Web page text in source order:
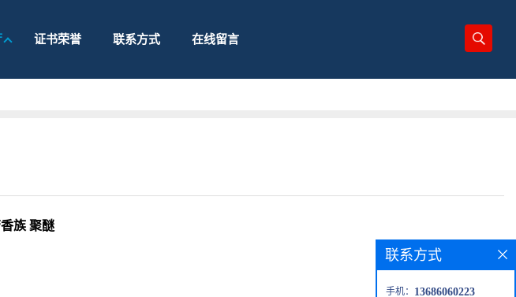
证书荣誉 联系方式 在线留言
族 聚醚
联系方式
手机： 13686060223